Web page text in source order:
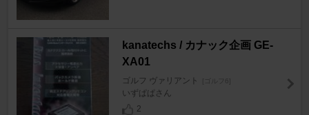
kanatechs / カナック企画 GE-
XA01
ゴルフ ヴァリアント
いずぱぱさん
2